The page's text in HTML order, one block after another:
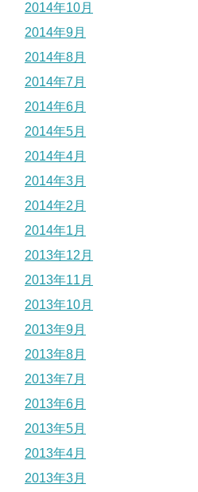
2014年10月
2014年9月
2014年8月
2014年7月
2014年6月
2014年5月
2014年4月
2014年3月
2014年2月
2014年1月
2013年12月
2013年11月
2013年10月
2013年9月
2013年8月
2013年7月
2013年6月
2013年5月
2013年4月
2013年3月